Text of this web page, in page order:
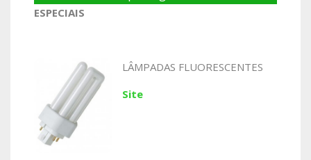
ESPECIAIS
LÂMPADAS FLUORESCENTES
Site